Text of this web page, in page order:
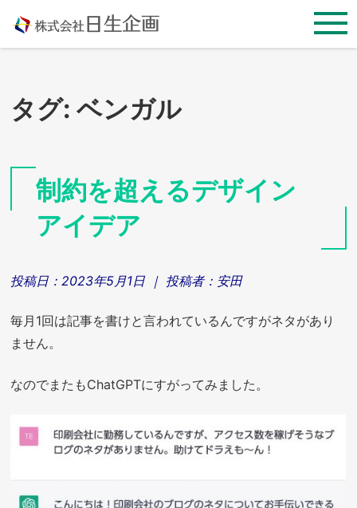
content
タグ:ベンガル
制約を超えるデザイン
アイデア
投稿日： 2023年5月1日 ｜ 投稿者： 安田
毎月1回は記事を書けと言われているんですがネタがあり
ません。
なのでまたもChatGPTにすがってみました。